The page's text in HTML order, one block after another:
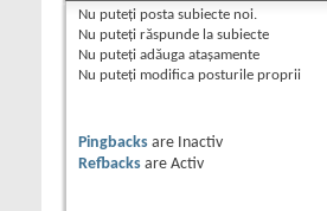
Nu puteţi posta subiecte noi.
Nu puteţi răspunde la subiecte
Nu puteţi adăuga ataşamente
Nu puteţi modifica posturile proprii
Pingbacks are
Inactiv
Refbacks are Activ